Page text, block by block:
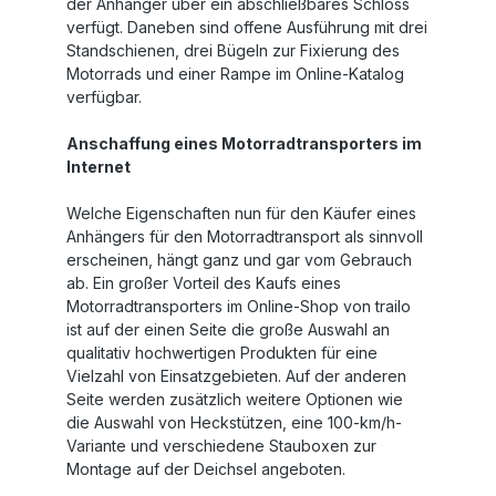
der Anhänger über ein abschließbares Schloss
verfügt. Daneben sind offene Ausführung mit drei
Standschienen, drei Bügeln zur Fixierung des
Motorrads und einer Rampe im Online-Katalog
verfügbar.
Anschaffung eines Motorradtransporters im
Internet
Welche Eigenschaften nun für den Käufer eines
Anhängers für den Motorradtransport als sinnvoll
erscheinen, hängt ganz und gar vom Gebrauch
ab. Ein großer Vorteil des Kaufs eines
Motorradtransporters im Online-Shop von trailo
ist auf der einen Seite die große Auswahl an
qualitativ hochwertigen Produkten für eine
Vielzahl von Einsatzgebieten. Auf der anderen
Seite werden zusätzlich weitere Optionen wie
die Auswahl von Heckstützen, eine 100-km/h-
Variante und verschiedene Stauboxen zur
Montage auf der Deichsel angeboten.